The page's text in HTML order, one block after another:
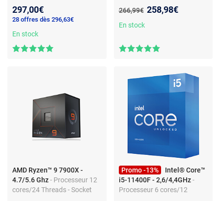
nm TDP 65W (version boîte
sans ventilateur - garantie
constructeur 3 ans)
297,00€
28 offres dès 296,63€
En stock
Cœurs Efficient) 20 Threads -
Socket 1700 - Cache L3 24
boîte sans ventilateur -
garantie Intel 3 ans)
Ancien prix :
266,99€ Nouveau prix :
258,98€
En stock
AMD Ryzen™ 9 7900X -
4.7/5.6 Ghz- Processeur 12
cores/24 Threads - Socket
Promo -13%
Intel® Core™
i5-11400F - 2,6/4,4GHz -
Processeur 6 cores/12